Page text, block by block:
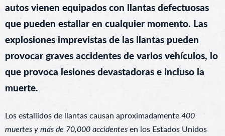
autos vienen equipados con llantas defectuosas
que pueden estallar en cualquier momento. Las
explosiones imprevistas de las llantas pueden
provocar graves accidentes de varios vehículos, lo
que provoca lesiones devastadoras e incluso la
muerte.
Los estallidos de llantas causan aproximadamente400
muertes y más de 70,000 accidentesen los Estados Unidos